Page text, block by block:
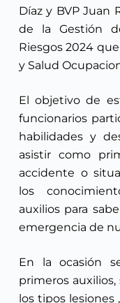
Díaz y BVP Juan
de la Gestión
Riesgos 2024
y Salud
El objetivo de
funcionarios
habilidades y
asistir como
accidente o
los
auxilios para
emergencia de
En la ocasión
primeros
los tipos lesiones